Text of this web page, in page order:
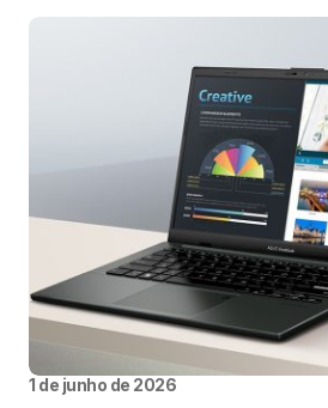
1 de junho de 2026